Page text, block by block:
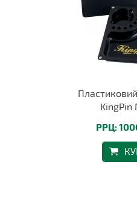
KingPin
РРЦ: